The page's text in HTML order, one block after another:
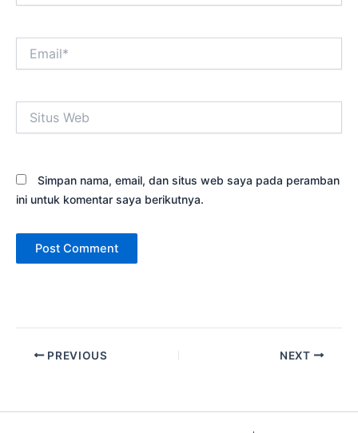
Web
Simpan nama, email, dan situs web saya pada peramban
ini untuk komentar saya berikutnya.
PREVIOUS NEXT